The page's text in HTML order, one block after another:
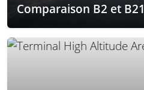
Comparaison B2 et B21